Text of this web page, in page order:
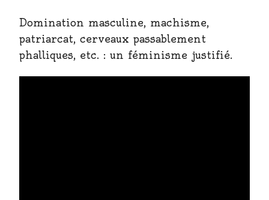
Domination masculine, machisme,
patriarcat, cerveaux passablement
phalliques, etc. : un féminisme justifié.